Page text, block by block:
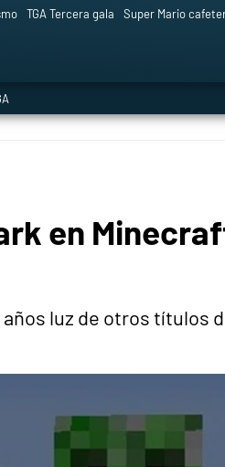
TGA Tercera gala Super Mario
en
luz de otros títulos